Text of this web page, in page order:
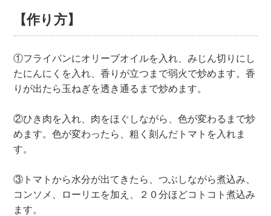
【作り方】
①フライパンにオリーブオイルを入れ、みじん切りにし
たにんにくを入れ、香りが立つまで弱火で炒めます。香
りが出たら玉ねぎを透き通るまで炒めます。
②ひき肉を入れ、肉をほぐしながら、色が変わるまで炒
めます。色が変わったら、粗く刻んだトマトを入れま
す。
③トマトから水分が出てきたら、つぶしながら煮込み、
コンソメ、ローリエを加え、２０分ほどコトコト煮込み
ます。